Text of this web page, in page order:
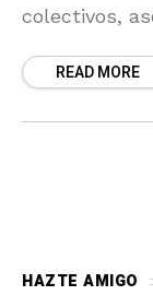
colectivos,
READ MORE
HAZTE AMIGO